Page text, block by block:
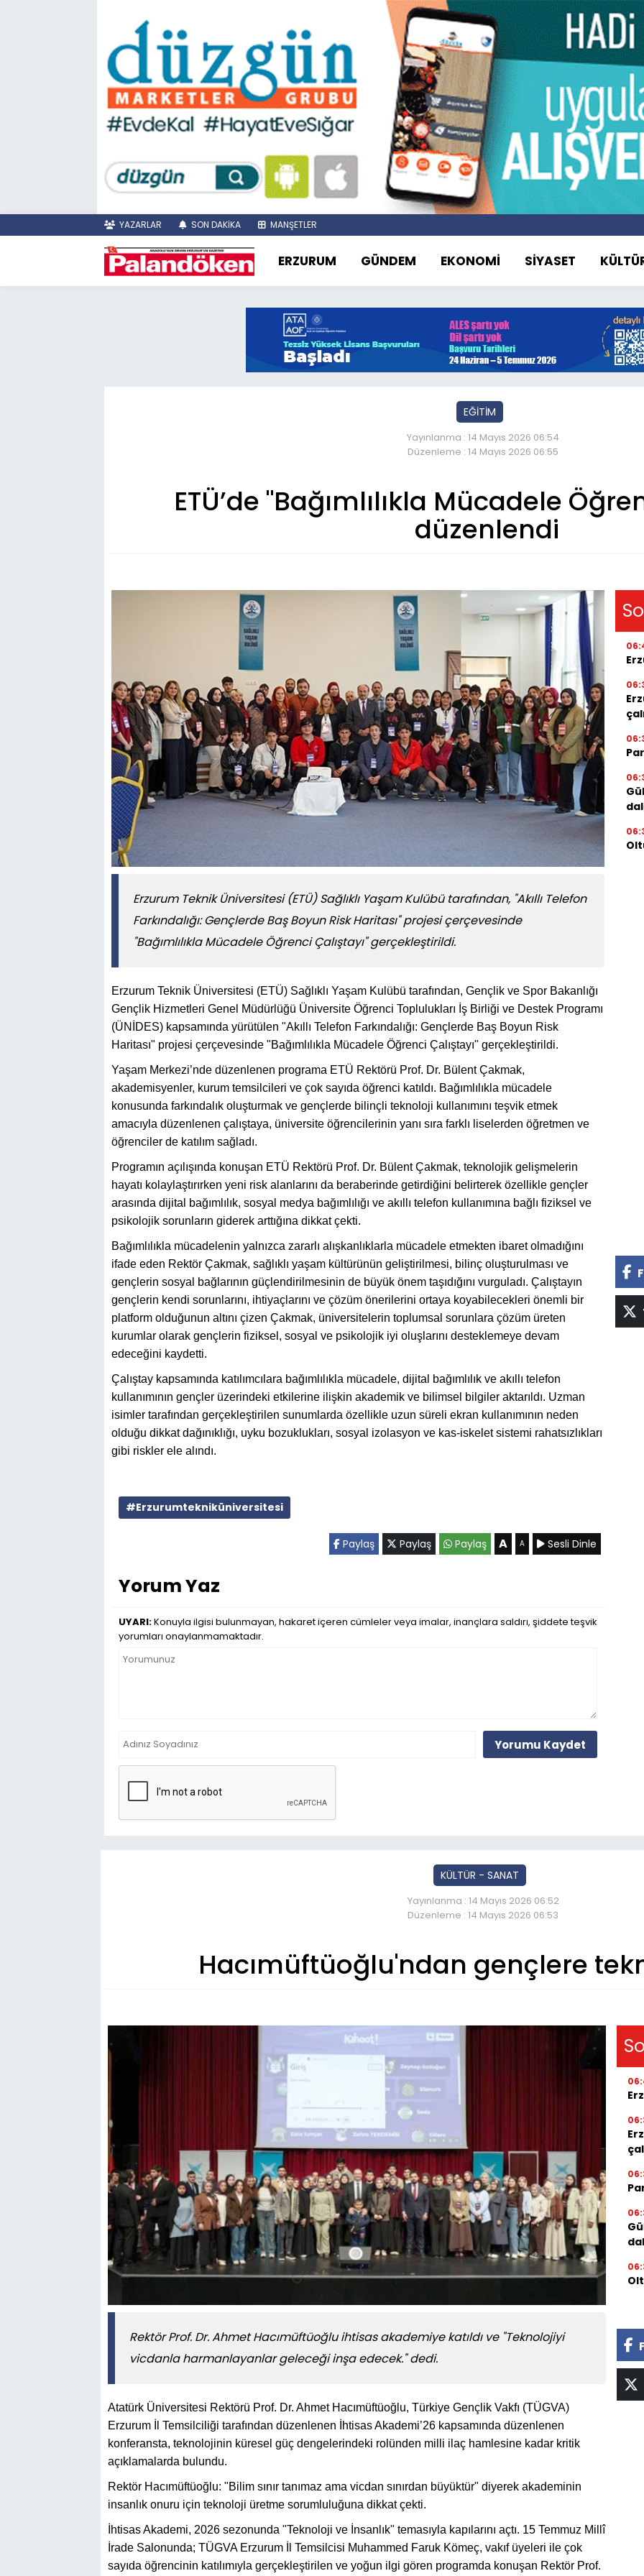
YAZARLAR SON DAKİKA MANŞETLER
ERZURUM GÜNDEM EKONOMİ SİYASET
EĞİTİM
Yayınlanma : 14 Mayıs 2026 06:54
Düzenleme : 14 Mayıs 2026 06:55
ETÜ’de "Bağımlılıkla Mücadele
düzenlendi
Erzurum Teknik Üniversitesi (ETÜ) Sağlıklı Yaşam Kulübü tarafından, "Akıllı Telefon
Farkındalığı: Gençlerde Baş Boyun Risk Haritası" projesi çerçevesinde
"Bağımlılıkla Mücadele Öğrenci Çalıştayı" gerçekleştirildi.
Erzurum Teknik Üniversitesi (ETÜ) Sağlıklı Yaşam Kulübü tarafından, Gençlik ve Spor Bakanlığı
Gençlik Hizmetleri Genel Müdürlüğü Üniversite Öğrenci Toplulukları İş Birliği ve Destek Programı
(ÜNİDES) kapsamında yürütülen "Akıllı Telefon Farkındalığı: Gençlerde Baş Boyun Risk
Haritası" projesi çerçevesinde "Bağımlılıkla Mücadele Öğrenci Çalıştayı" gerçekleştirildi.
Yaşam Merkezi’nde düzenlenen programa ETÜ Rektörü Prof. Dr. Bülent Çakmak,
akademisyenler, kurum temsilcileri ve çok sayıda öğrenci katıldı. Bağımlılıkla mücadele
konusunda farkındalık oluşturmak ve gençlerde bilinçli teknoloji kullanımını teşvik etmek
amacıyla düzenlenen çalıştaya, üniversite öğrencilerinin yanı sıra farklı liselerden öğretmen ve
öğrenciler de katılım sağladı.
Programın açılışında konuşan ETÜ Rektörü Prof. Dr. Bülent Çakmak, teknolojik gelişmelerin
hayatı kolaylaştırırken yeni risk alanlarını da beraberinde getirdiğini belirterek özellikle gençler
arasında dijital bağımlılık, sosyal medya bağımlılığı ve akıllı telefon kullanımına bağlı fiziksel ve
psikolojik sorunların giderek arttığına dikkat çekti.
Bağımlılıkla mücadelenin yalnızca zararlı alışkanlıklarla mücadele etmekten ibaret olmadığını
ifade eden Rektör Çakmak, sağlıklı yaşam kültürünün geliştirilmesi, bilinç oluşturulması ve
gençlerin sosyal bağlarının güçlendirilmesinin de büyük önem taşıdığını vurguladı. Çalıştayın
gençlerin kendi sorunlarını, ihtiyaçlarını ve çözüm önerilerini ortaya koyabilecekleri önemli bir
platform olduğunun altını çizen Çakmak, üniversitelerin toplumsal sorunlara çözüm üreten
kurumlar olarak gençlerin fiziksel, sosyal ve psikolojik iyi oluşlarını desteklemeye devam
edeceğini kaydetti.
Çalıştay kapsamında katılımcılara bağımlılıkla mücadele, dijital bağımlılık ve akıllı telefon
kullanımının gençler üzerindeki etkilerine ilişkin akademik ve bilimsel bilgiler aktarıldı. Uzman
isimler tarafından gerçekleştirilen sunumlarda özellikle uzun süreli ekran kullanımının neden
olduğu dikkat dağınıklığı, uyku bozuklukları, sosyal izolasyon ve kas-iskelet sistemi rahatsızlıkları
gibi riskler ele alındı.
#Erzurumtekniküniversitesi
Paylaş Paylaş Paylaş A A Sesli Dinle
Yorum Yaz
UYARI:Konuyla ilgisi bulunmayan, hakaret içeren cümleler veya imalar, inançlara saldırı, şiddete teşvik
yorumları onaylanmamaktadır.
Yorumu Kaydet
KÜLTÜR - SANAT
Yayınlanma : 14 Mayıs 2026 06:52
Düzenleme : 14 Mayıs 2026 06:53
Hacımüftüoğlu'ndan gençlere
Rektör Prof. Dr. Ahmet Hacımüftüoğlu ihtisas akademiye katıldı ve "Teknolojiyi
vicdanla harmanlayanlar geleceği inşa edecek." dedi.
Atatürk Üniversitesi Rektörü Prof. Dr. Ahmet Hacımüftüoğlu, Türkiye Gençlik Vakfı (TÜGVA)
Erzurum İl Temsilciliği tarafından düzenlenen İhtisas Akademi’26 kapsamında düzenlenen
konferansta, teknolojinin küresel güç dengelerindeki rolünden milli ilaç hamlesine kadar kritik
açıklamalarda bulundu.
Rektör Hacımüftüoğlu: "Bilim sınır tanımaz ama vicdan sınırdan büyüktür" diyerek akademinin
insanlık onuru için teknoloji üretme sorumluluğuna dikkat çekti.
İhtisas Akademi, 2026 sezonunda "Teknoloji ve İnsanlık" temasıyla kapılarını açtı. 15 Temmuz Millî
İrade Salonunda; TÜGVA Erzurum İl Temsilcisi Muhammed Faruk Kömeç, vakıf üyeleri ile çok
sayıda öğrencinin katılımıyla gerçekleştirilen ve yoğun ilgi gören programda konuşan Rektör Prof.